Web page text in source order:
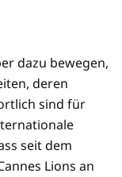
dazu bewegen,
deren
sind für
seit dem
Lions an